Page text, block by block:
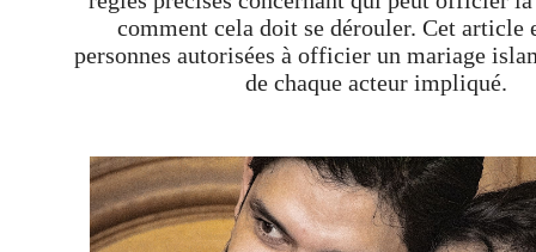
comment cela doit se dérouler. Cet article
personnes autorisées à officier un mariage
de chaque acteur impliqué.